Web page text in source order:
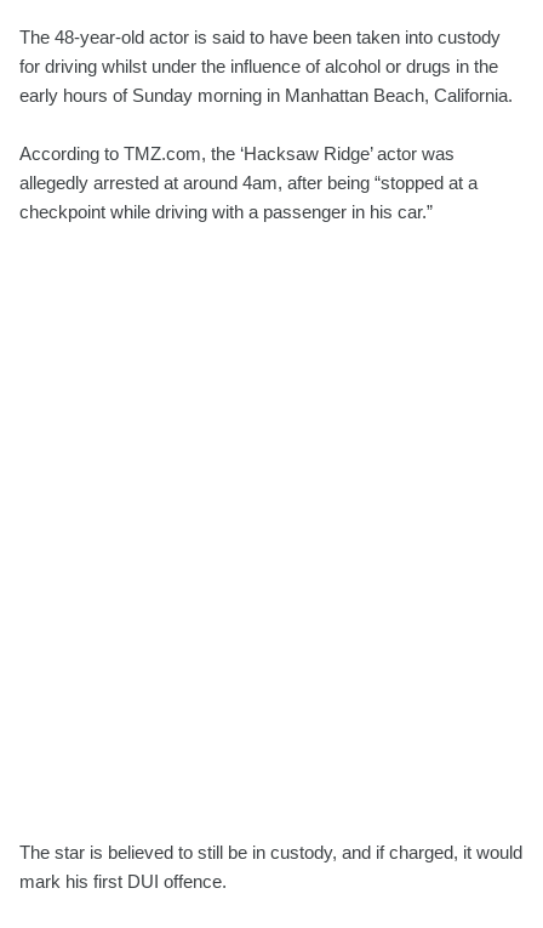
The 48-year-old actor is said to have been taken into custody
for driving whilst under the influence of alcohol or drugs in the
early hours of Sunday morning in Manhattan Beach, California.
According to TMZ.com, the ‘Hacksaw Ridge’ actor was
allegedly arrested at around 4am, after being “stopped at a
checkpoint while driving with a passenger in his car.”
The star is believed to still be in custody, and if charged, it would
mark his first DUI offence.